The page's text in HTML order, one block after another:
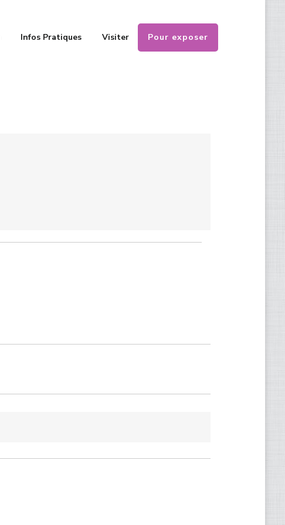
Infos Pratiques Visiter Pour exposer